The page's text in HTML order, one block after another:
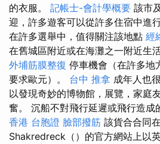
的衣服。 記帳士-會計學概要 該市
迎，許多遊客可以從許多住宿中進
在許多選舉中，值得關注該地點 經
在舊城區附近或在海灘之一附近生
外埔筋膜整復 停車機會（在許多地
要求歐元）。 台中 推拿 成年人也
以發現奇妙的博物館，展覽，家庭
奮。 沉船不對飛行延遲或飛行造成
香港 台胞證 臉部撥筋 該貨合合同
Shakredreck（）的官方網站上以